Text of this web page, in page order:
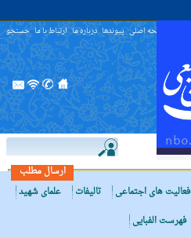
صفحه اصلی پیوندها درباره ما ارتباط با ما جستجو
ارسال مطلب
فعالیت های اجتماعی تالیفات
علمای شهید
فهرست الفبایی